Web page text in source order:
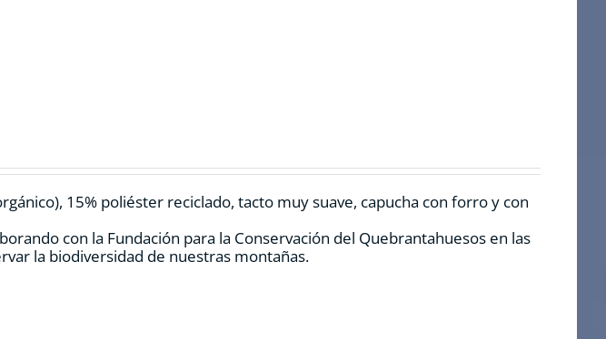
15% poliéster reciclado, tacto muy suave, capucha con forro y con
con la Fundación para la Conservación del Quebrantahuesos en las
la biodiversidad de nuestras montañas.